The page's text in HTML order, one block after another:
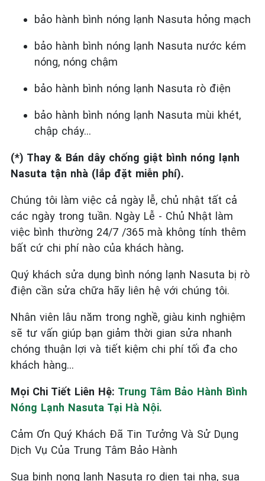
bảo hành bình nóng lạnh Nasuta hỏng mạch
bảo hành bình nóng lạnh Nasuta nước kém
nóng, nóng chậm
bảo hành bình nóng lạnh Nasuta rò điện
bảo hành bình nóng lạnh Nasuta mùi khét,
chập cháy…
(*) Thay & Bán dây chống giật bình nóng lạnh
Nasuta tận nhà (lắp đặt miễn phí).
Chúng tôi làm việc cả ngày lễ, chủ nhật tất cả
các ngày trong tuần. Ngày Lễ - Chủ Nhật làm
việc bình thường 24/7 /365 mà không tính thêm
bất cứ chi phí nào của khách hàng.
Quý khách sửa dụng bình nóng lạnh Nasuta bị rò
điện cần sửa chữa hãy liên hệ với chúng tôi.
Nhân viên lâu năm trong nghề, giàu kinh nghiệm
sẽ tư vấn giúp bạn giảm thời gian sửa nhanh
chóng thuận lợi và tiết kiệm chi phí tối đa cho
khách hàng…
Mọi Chi Tiết Liên Hệ: Trung Tâm Bảo Hành Bình
Nóng Lạnh Nasuta Tại Hà Nội.
Cảm Ơn Quý Khách Đã Tin Tưởng Và Sử Dụng
Dịch Vụ Của Trung Tâm Bảo Hành
Sua binh nong lanh Nasuta ro dien tai nha, sua